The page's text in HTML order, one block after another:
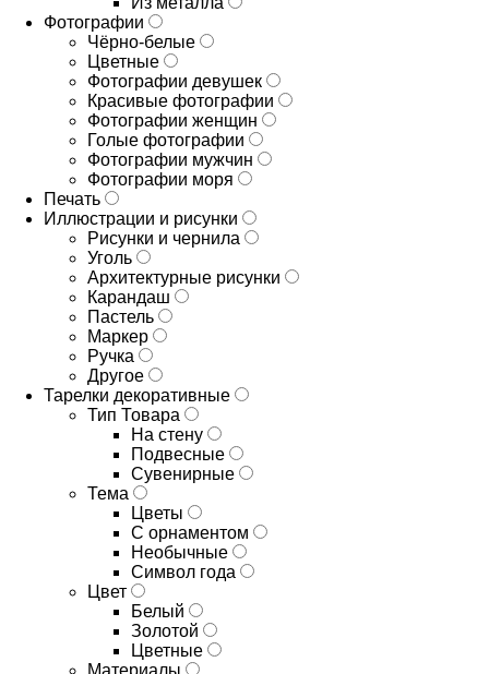
Фотографии
Чёрно-белые
Цветные
Фотографии девушек
Красивые фотографии
Фотографии женщин
Голые фотографии
Фотографии мужчин
Фотографии моря
Печать
Иллюстрации и рисунки
Рисунки и чернила
Уголь
Архитектурные рисунки
Карандаш
Пастель
Маркер
Ручка
Другое
Тарелки декоративные
Тип Товара
На стену
Подвесные
Сувенирные
Тема
Цветы
С орнаментом
Необычные
Символ года
Цвет
Белый
Золотой
Цветные
Материалы